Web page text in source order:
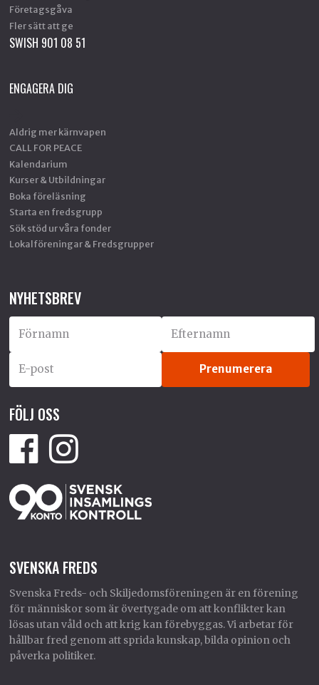
Företagsgåva
Fler sätt att ge
SWISH 901 08 51
ENGAGERA DIG
Aldrig mer kärnvapen
CALL FOR PEACE
Kalendarium
Kurser & Utbildningar
Boka föreläsning
Starta en fredsgrupp
Sök stöd ur våra fonder
Lokalföreningar & Fredsgrupper
NYHETSBREV
FÖLJ OSS
SVENSKA FREDS
Svenska Freds- och Skiljedomsföreningen är en förening
för människor som är övertygade om att konflikter kan
lösas utan våld och att krig kan förebyggas. Vi arbetar för
hållbar fred genom att sprida kunskap, bilda opinion och
påverka politiker.